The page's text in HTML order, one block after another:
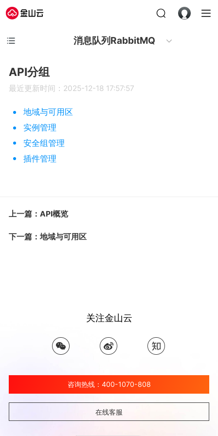
消息队列RabbitMQ
API分组
最近更新时间：2025-12-18 17:57:57
地域与可用区
实例管理
安全组管理
插件管理
上一篇：API概览
下一篇：地域与可用区
关注金山云
咨询热线：400-1070-808
在线客服